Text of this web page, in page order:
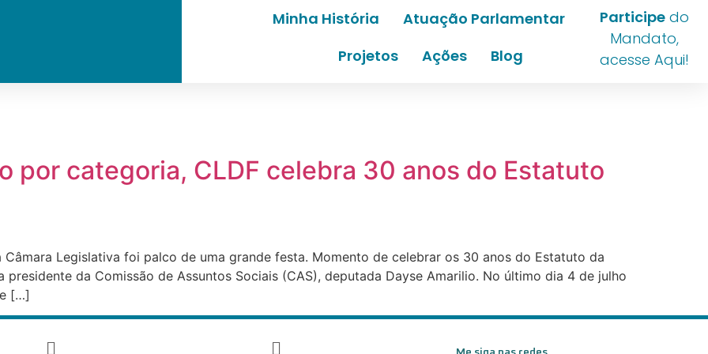
Minha História
Atuação Parlamentar
Projetos
Ações Blog
Participe do
Mandato,
acesse Aqui!
por categoria, CLDF celebra 30 anos do Estatuto
Legislativa foi palco de uma grande festa. Momento de celebrar os 30 anos do Estatuto da
da Comissão de Assuntos Sociais (CAS), deputada Dayse Amarilio. No último dia 4 de julho
[…]